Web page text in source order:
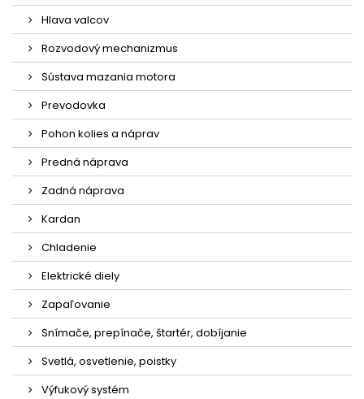
Hlava valcov
Rozvodový mechanizmus
Sústava mazania motora
Prevodovka
Pohon kolies a náprav
Predná náprava
Zadná náprava
Kardan
Chladenie
Elektrické diely
Zapaľovanie
Snímače, prepínače, štartér, dobíjanie
Svetlá, osvetlenie, poistky
Výfukový systém